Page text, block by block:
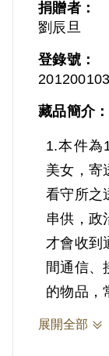
捐贈者：
劉辰旦
登錄號：
藏品簡介：
1.本件為
美女，寄
看守所之
串供，政
才會收到
間通信、
的物品，
展開全部